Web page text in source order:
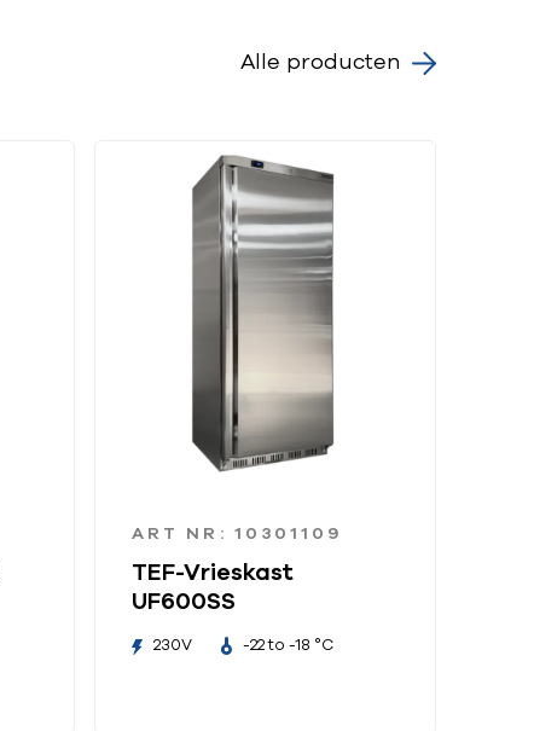
Alle producten
ART NR: 10301109
TEF-Vrieskast
UF600SS
230V -22 to -18 °C